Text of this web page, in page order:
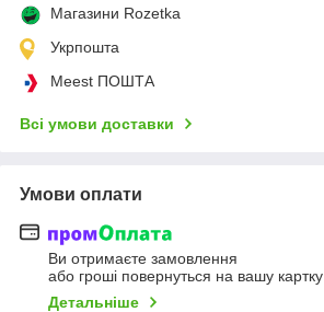
Магазини Rozetka
Укрпошта
Meest ПОШТА
Всі умови доставки
Умови оплати
Ви отримаєте замовлення
або гроші повернуться на вашу картку
Детальніше